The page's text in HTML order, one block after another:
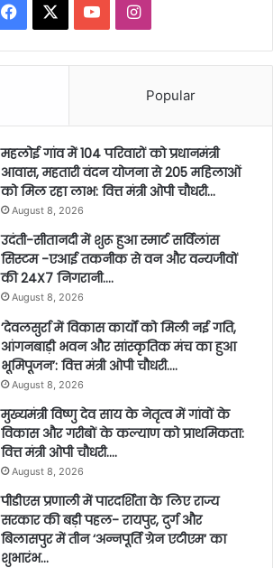
Facebook YouTubeInstagram
Popular
महलोई गांव में 104 परिवारों को प्रधानमंत्री
आवास, महतारी वंदन योजना से 205 महिलाओं
को मिल रहा लाभ: वित्त मंत्री ओपी चौधरी…
August 8, 2026
उदंती-सीतानदी में शुरू हुआ स्मार्ट सर्विलांस
सिस्टम -एआई तकनीक से वन और वन्यजीवों
की 24X7 निगरानी….
August 8, 2026
’देवलसुर्रा में विकास कार्यों को मिली नई गति,
आंगनबाड़ी भवन और सांस्कृतिक मंच का हुआ
भूमिपूजन’: वित्त मंत्री ओपी चौधरी….
August 8, 2026
मुख्यमंत्री विष्णु देव साय के नेतृत्व में गांवों के
विकास और गरीबों के कल्याण को प्राथमिकता:
वित्त मंत्री ओपी चौधरी….
August 8, 2026
पीडीएस प्रणाली में पारदर्शिता के लिए राज्य
सरकार की बड़ी पहल- रायपुर, दुर्ग और
बिलासपुर में तीन ‘अन्नपूर्ति ग्रेन एटीएम‘ का
शुभारंभ…